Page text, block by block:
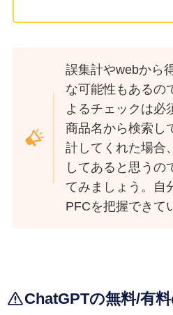
誤集計やwebから
な可能性もあるの
よるチェックは必
商品名から検索し
計してくれた場合
してあると思うの
てみましょう。自
PFCを把握できて
ChatGPTの無料/有